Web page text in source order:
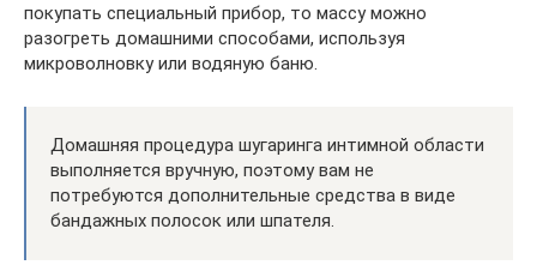
покупать специальный прибор, то массу можно
разогреть домашними способами, используя
микроволновку или водяную баню.
Домашняя процедура шугаринга интимной области
выполняется вручную, поэтому вам не
потребуются дополнительные средства в виде
бандажных полосок или шпателя.